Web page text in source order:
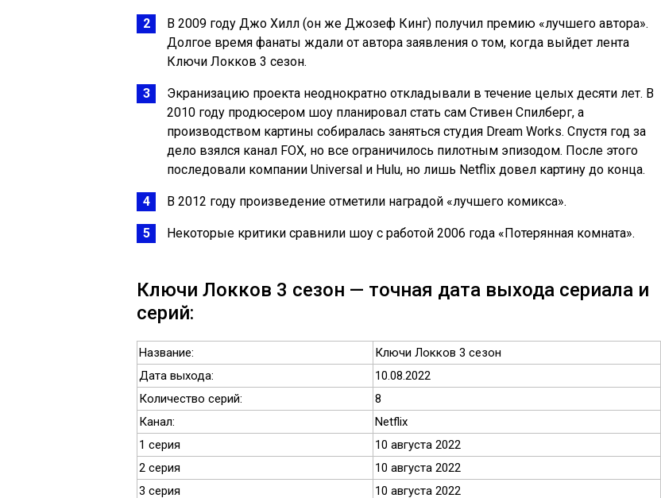
В 2009 году Джо Хилл (он же Джозеф Кинг) получил премию «лучшего автора».
Долгое время фанаты ждали от автора заявления о том, когда выйдет лента
Ключи Локков 3 сезон.
Экранизацию проекта неоднократно откладывали в течение целых десяти лет. В
2010 году продюсером шоу планировал стать сам Стивен Спилберг, а
производством картины собиралась заняться студия Dream Works. Спустя год за
дело взялся канал FOX, но все ограничилось пилотным эпизодом. После этого
последовали компании Universal и Hulu, но лишь Netflix довел картину до конца.
В 2012 году произведение отметили наградой «лучшего комикса».
Некоторые критики сравнили шоу с работой 2006 года «Потерянная комната».
Ключи Локков 3 сезон — точная дата выхода сериала и
серий:
Название:
Ключи Локков 3 сезон
Дата выхода:
10.08.2022
Количество серий:
8
Канал:
Netflix
1 серия
10 августа 2022
2 серия
10 августа 2022
3 серия
10 августа 2022